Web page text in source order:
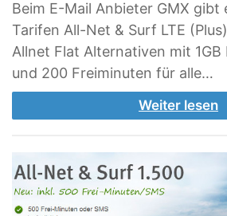
Beim E-Mail Anbieter GMX gibt
Tarifen All-Net & Surf LTE
Allnet Flat Alternativen mit 1GB
und 200 Freiminuten für alle…
Weiter lesen